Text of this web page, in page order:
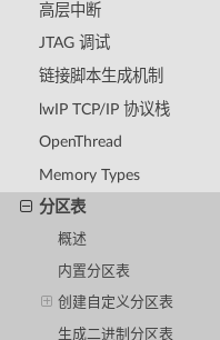
高层中断
JTAG 调试
链接脚本生成机制
lwIP TCP/IP 协议栈
OpenThread
Memory Types
分区表
概述
内置分区表
创建自定义分区表
生成二进制分区表